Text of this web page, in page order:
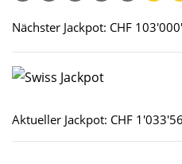
Nächster Jackpot: CHF
Aktueller Jackpot: CHF